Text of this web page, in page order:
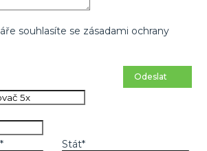
souhlasíte se zásadami ochrany
Odeslat
* Stát*